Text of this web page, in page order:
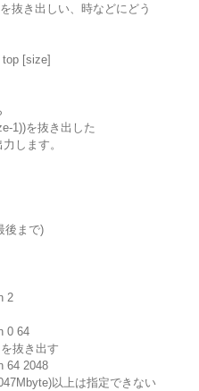
抜き出しい、時などにどう
[size]
1))を抜き出した
します。
後まで)
2
0 64
抜き出す
64 2048
以上は指定できない